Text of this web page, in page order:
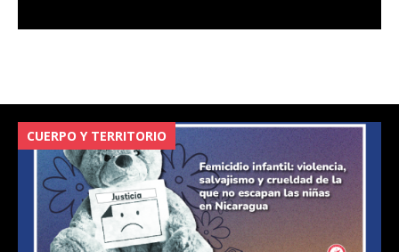
CUERPO Y TERRITORIO